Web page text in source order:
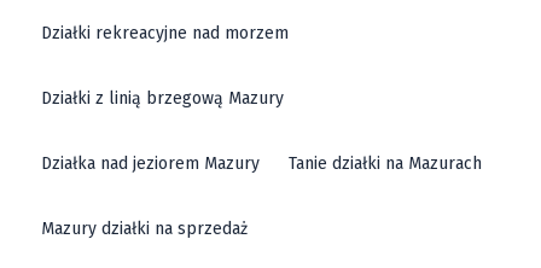
Działki rekreacyjne nad morzem
Działki z linią brzegową Mazury
Działka nad jeziorem Mazury Tanie działki na Mazurach
Mazury działki na sprzedaż